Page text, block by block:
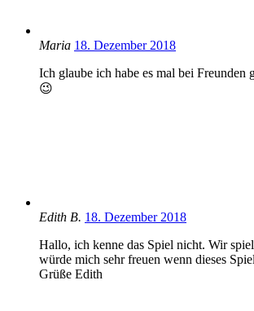
Maria 18. Dezember 2018
Ich glaube ich habe es mal bei Freunden
😉
Edith B. 18. Dezember 2018
Hallo, ich kenne das Spiel nicht. Wir
würde mich sehr freuen wenn dieses
Grüße Edith